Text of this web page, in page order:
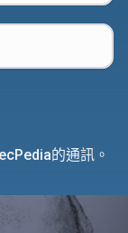
的通訊。